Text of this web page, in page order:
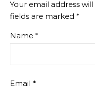
Your email address
fields are marked *
Name *
Email *